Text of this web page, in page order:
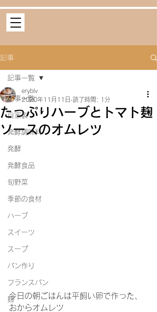
記事
記事一覧
自家製
発酵調味料
発酵
発酵食品
旬野菜
季節の食材
ハーブ
スイーツ
スープ
パン作り
フランスパン
麹
記事一覧
たっぷりハーブとトマト麹
ソースのオムレツ
eryblv
2020年11月11日 読了時間: 1分
今日の朝ごはんは平飼い卵で作った、
おからオムレツ